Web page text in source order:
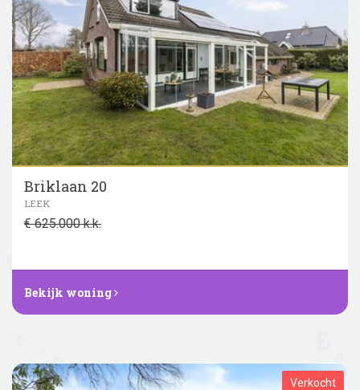
Briklaan 20
LEEK
€ 625.000 k.k.
Bekijk woning
Verkocht